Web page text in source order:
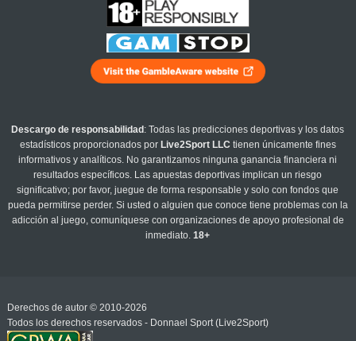
Descargo de responsabilidad : Todas las predicciones deportivas y los datos
estadísticos proporcionados por Live2Sport LLC tienen únicamente fines
informativos y analíticos. No garantizamos ninguna ganancia financiera ni
resultados específicos. Las apuestas deportivas implican un riesgo
significativo; por favor, juegue de forma responsable y solo con fondos que
pueda permitirse perder. Si usted o alguien que conoce tiene problemas con la
adicción al juego, comuníquese con organizaciones de apoyo profesional de
inmediato.18+
Derechos de autor © 2010-2026
Todos los derechos reservados - Donnael Sport (Live2Sport)